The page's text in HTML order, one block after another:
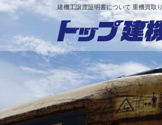
建機工譲渡証明書について 重機買取